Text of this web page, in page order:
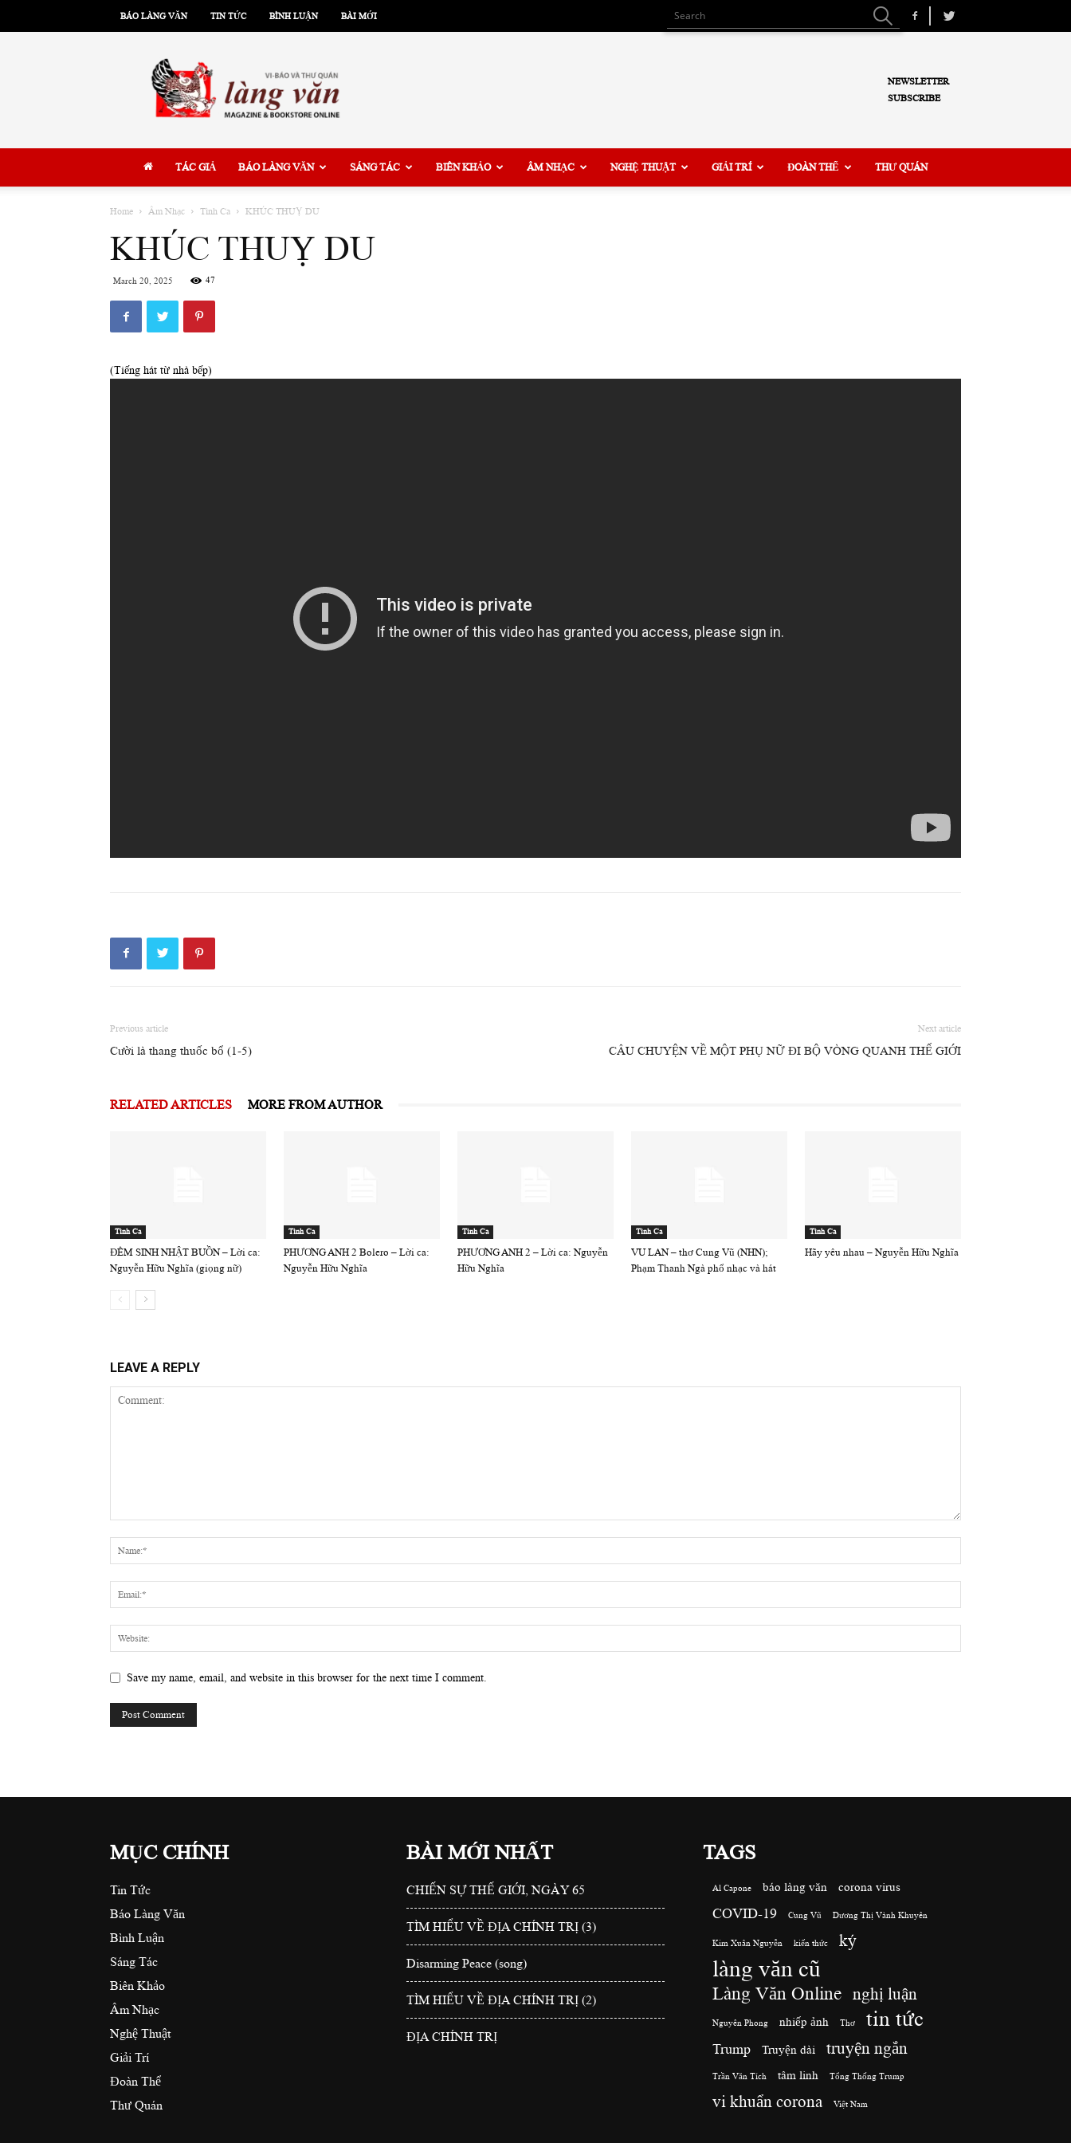
BÁO LÀNG VĂN TIN TỨC BÌNH LUẬN BÀI MỚI
Văn
NEWSLETTER
SUBSCRIBE
TÁC GIẢ BÁO LÀNG VĂN SÁNG TÁC BIÊN KHẢO ÂM NHẠC NGHỆ THUẬT GIẢI TRÍ ĐOÀN THỂ THƯ QUÁN
Home Âm Nhạc Tình Ca KHÚC THUỴ DU
KHÚC THUỴ DU
March 20, 2025 47
(Tiếng hát từ nhà bếp)
Previous article
Cười là thang thuốc bổ (1-5)
Next article
CÂU CHUYỆN VỀ MỘT PHỤ NỮ ĐI BỘ VÒNG QUANH THẾ GIỚI
RELATED ARTICLES MORE FROM AUTHOR
Tình Ca
ĐÊM SINH NHẬT BUỒN – Lời ca:
Nguyễn Hữu Nghĩa (giọng nữ)
Tình Ca
PHƯƠNG ANH 2 Bolero – Lời ca:
Nguyễn Hữu Nghĩa
Tình Ca
PHƯƠNG ANH 2 – Lời ca: Nguyễn
Hữu Nghĩa
Tình Ca
VU LAN – thơ Cung Vũ (NHN);
Phạm Thanh Ngà phổ nhạc và hát
Tình Ca
Hãy yêu nhau – Nguyễn Hữu Nghĩa
LEAVE A REPLY
Save my name, email, and website in this browser for the next time I comment.
MỤC CHÍNH
Tin Tức
Báo Làng Văn
Bình Luận
Sáng Tác
Biên Khảo
Âm Nhạc
Nghệ Thuật
Giải Trí
Đoàn Thể
Thư Quán
BÀI MỚI NHẤT
CHIẾN SỰ THẾ GIỚI, NGÀY 65
TÌM HIỂU VỀ ĐỊA CHÍNH TRỊ (3)
Disarming Peace (song)
TÌM HIỂU VỀ ĐỊA CHÍNH TRỊ (2)
ĐỊA CHÍNH TRỊ
TAGS
Al Capone báo làng văn corona virus
COVID-19 Cung Vũ Dương Thị Vành Khuyên
Kim Xuân Nguyễn kiến thức ký
làng văn cũ
Làng Văn Online nghị luận
Nguyên Phong nhiếp ảnh Thơ tin tức
Trump Truyện dài truyện ngắn
Trần Văn Tích tâm linh Tổng Thống Trump
vi khuẩn corona Việt Nam